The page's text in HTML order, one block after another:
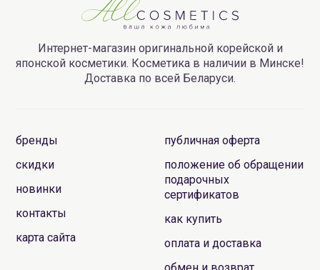
Интернет-магазин оригинальной корейской и
японской косметики. Косметика в наличии в Минске!
Доставка по всей Беларуси.
бренды
скидки
новинки
контакты
карта сайта
публичная оферта
положение об обращении
подарочных
сертификатов
как купить
оплата и доставка